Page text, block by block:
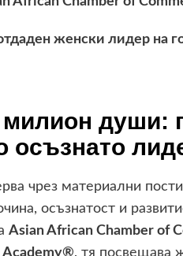
женски лидер на
души:
осъзнато
чрез материални
осъзнатост и
Asian African Chamber of
Academy®, тя посвещава